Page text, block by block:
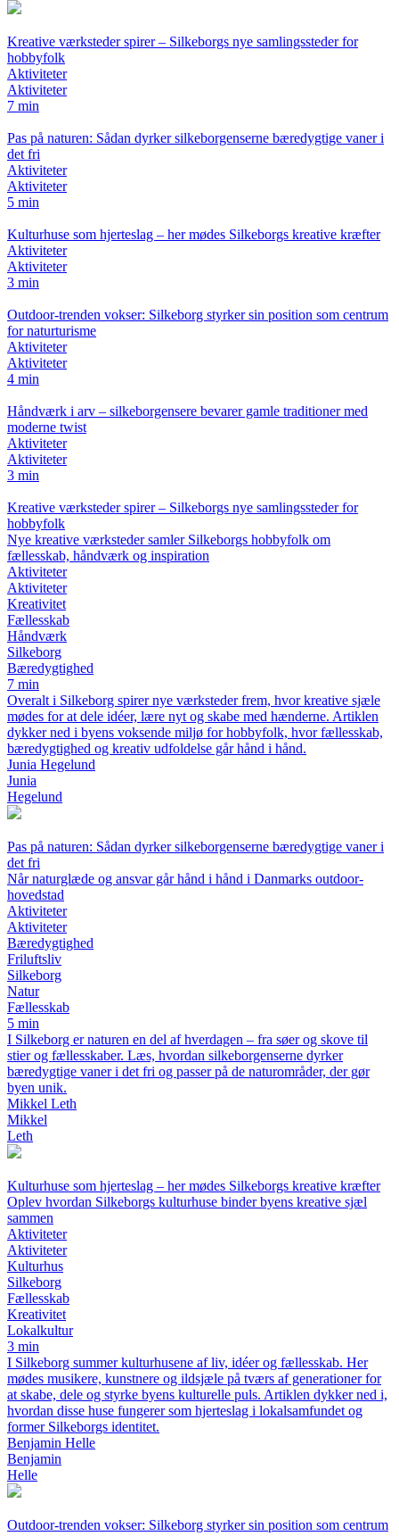
Kreative værksteder spirer – Silkeborgs nye samlingssteder for
hobbyfolk
Aktiviteter
Aktiviteter
7 min
Pas på naturen: Sådan dyrker silkeborgenserne bæredygtige vaner i
det fri
Aktiviteter
Aktiviteter
5 min
Kulturhuse som hjerteslag – her mødes Silkeborgs kreative kræfter
Aktiviteter
Aktiviteter
3 min
Outdoor-trenden vokser: Silkeborg styrker sin position som centrum
for naturturisme
Aktiviteter
Aktiviteter
4 min
Håndværk i arv – silkeborgensere bevarer gamle traditioner med
moderne twist
Aktiviteter
Aktiviteter
3 min
Kreative værksteder spirer – Silkeborgs nye samlingssteder for
hobbyfolk
Nye kreative værksteder samler Silkeborgs hobbyfolk om
fællesskab, håndværk og inspiration
Aktiviteter
Aktiviteter
Kreativitet
Fællesskab
Håndværk
Silkeborg
Bæredygtighed
7 min
Overalt i Silkeborg spirer nye værksteder frem, hvor kreative sjæle
mødes for at dele idéer, lære nyt og skabe med hænderne. Artiklen
dykker ned i byens voksende miljø for hobbyfolk, hvor fællesskab,
bæredygtighed og kreativ udfoldelse går hånd i hånd.
Junia Hegelund
Junia
Hegelund
Pas på naturen: Sådan dyrker silkeborgenserne bæredygtige vaner i
det fri
Når naturglæde og ansvar går hånd i hånd i Danmarks outdoor-
hovedstad
Aktiviteter
Aktiviteter
Bæredygtighed
Friluftsliv
Silkeborg
Natur
Fællesskab
5 min
I Silkeborg er naturen en del af hverdagen – fra søer og skove til
stier og fællesskaber. Læs, hvordan silkeborgenserne dyrker
bæredygtige vaner i det fri og passer på de naturområder, der gør
byen unik.
Mikkel Leth
Mikkel
Leth
Kulturhuse som hjerteslag – her mødes Silkeborgs kreative kræfter
Oplev hvordan Silkeborgs kulturhuse binder byens kreative sjæl
sammen
Aktiviteter
Aktiviteter
Kulturhus
Silkeborg
Fællesskab
Kreativitet
Lokalkultur
3 min
I Silkeborg summer kulturhusene af liv, idéer og fællesskab. Her
mødes musikere, kunstnere og ildsjæle på tværs af generationer for
at skabe, dele og styrke byens kulturelle puls. Artiklen dykker ned i,
hvordan disse huse fungerer som hjerteslag i lokalsamfundet og
former Silkeborgs identitet.
Benjamin Helle
Benjamin
Helle
Outdoor-trenden vokser: Silkeborg styrker sin position som centrum